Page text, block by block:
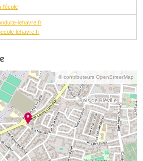
l'école
lehavre.fr
lehavre.fr
© contributeurs OpenStreetMap